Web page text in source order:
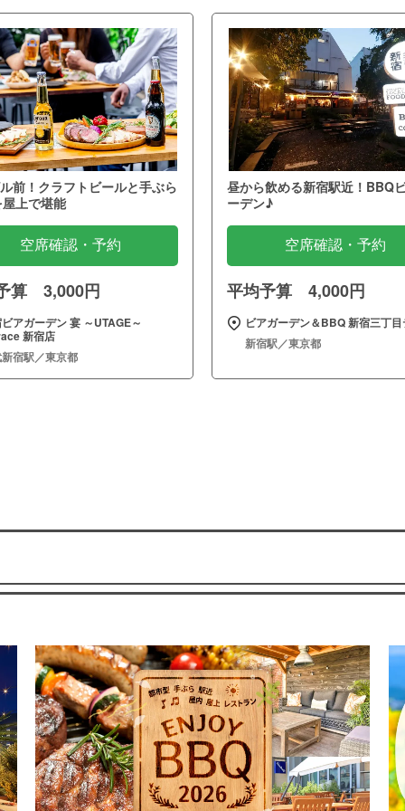
前！クラフトビールと手ぶら
上で堪能
空席確認・予約
算 3,000円
アガーデン 宴 ～UTAGE～
新宿店
宿駅／東京都
昼から飲める新宿駅近！BBQ
ーデン♪
空席確認・予約
平均予算 4,000円
ビアガーデン＆BBQ 新宿三丁
新宿駅／東京都